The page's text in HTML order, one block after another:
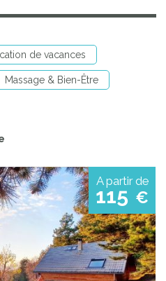
de vacances
Massage & Bien-Être
A partir de
115 €